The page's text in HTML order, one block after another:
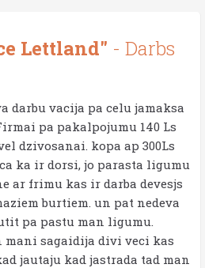
Lettland" - Darbs
darbu vacija pa celu jamaksa
pa pakalpojumu 140 Ls
dzivosanai. kopa ap 300Ls
ka ir dorsi, jo parasta ligumu
ar frimu kas ir darba devesjs
burtiem. un pat nedeva
pa pastu man ligumu.
mani sagaidija divi veci kas
jautaju kad jastrada tad man